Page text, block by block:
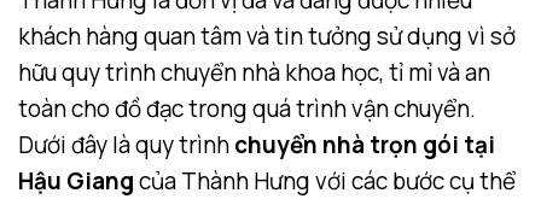
khách hàng quan tâm và tin tưởng sử dụng vì sở
hữu quy trình chuyển nhà khoa học, tỉ mỉ và an
toàn cho đồ đạc trong quá trình vận chuyển.
Dưới đây là quy trìnhchuyển nhà trọn gói tại
Hậu Giangcủa Thành Hưng với các bước cụ thể